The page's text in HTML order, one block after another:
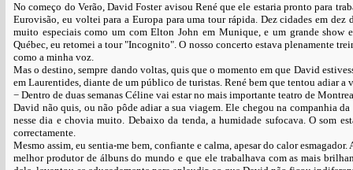
No começo do Verão, David Foster avisou René que ele estaria pronto para
Eurovisão, eu voltei para a Europa para uma tour rápida. Dez cidades em
muito especiais como um com Elton John em Munique, e um grande
Québec, eu retomei a tour "Incognito". O nosso concerto estava plenamente
como a minha voz.
Mas o destino, sempre dando voltas, quis que o momento em que David
em Laurentides, diante de um público de turistas. René bem que tentou adiar a
− Dentro de duas semanas Céline vai estar no mais importante teatro de
David não quis, ou não pôde adiar a sua viagem. Ele chegou na companhia
nesse dia e chovia muito. Debaixo da tenda, a humidade sufocava. O som
correctamente.
Mesmo assim, eu sentia-me bem, confiante e calma, apesar do calor
melhor produtor de álbuns do mundo e que ele trabalhava com as mais